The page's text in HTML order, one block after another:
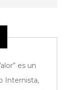
es un
Internista,